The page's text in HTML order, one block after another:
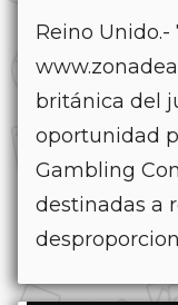
Reino Unido.-
británica del
oportunidad
Gambling
destinadas a